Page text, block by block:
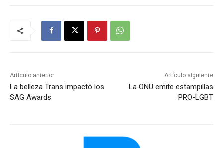
Artículo anterior
La belleza Trans impactó los
SAG Awards
Artículo siguiente
La ONU emite estampillas
PRO-LGBT